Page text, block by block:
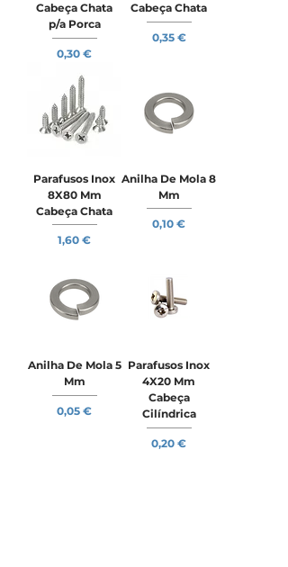
Cabeça Chata
p/a Porca
Preço
0,30 €
Cabeça Chata
Preço
0,35 €
Parafusos Inox
8X80 Mm
Cabeça Chata
Preço
1,60 €
Anilha De Mola 8
Mm
Preço
0,10 €
Anilha De Mola 5
Mm
Preço
0,05 €
Parafusos Inox
4X20 Mm
Cabeça
Cilíndrica
Preço
0,20 €